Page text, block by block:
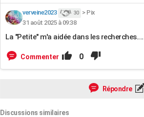
verveine2023 30 > Pix
31 août 2025 à 09:38
La "Petite" m'a aidée dans les
Commenter 0
Répondre
Discussions similaires